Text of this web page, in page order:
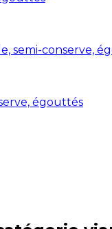
semi-conserve,
égouttés